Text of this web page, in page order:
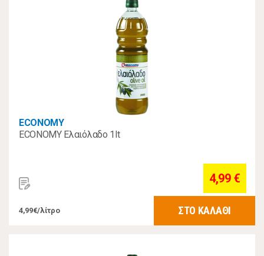
ECONOMY
ECONOMY Ελαιόλαδο 1lt
4,99 €
4,99€/λίτρο ΣΤΟ ΚΑΛΑΘΙ